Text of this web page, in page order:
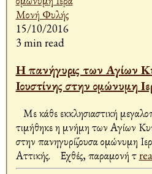
15/10/2016
3 min read
Η πανήγυρις των Αγίων
Ιουστίνης στην ομώνυμη
Με κάθε εκκλησιαστική
τιμήθηκε η μνήμη των Αγίων
στην πανηγυρίζουσα ομώνυμη
Αττικής. Εχθές, παραμονή τ